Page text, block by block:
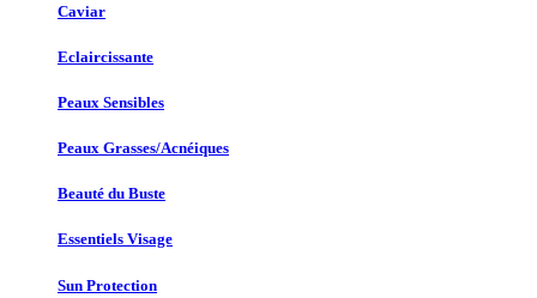
Caviar
Eclaircissante
Peaux Sensibles
Peaux Grasses/Acnéiques
Beauté du Buste
Essentiels Visage
Sun Protection